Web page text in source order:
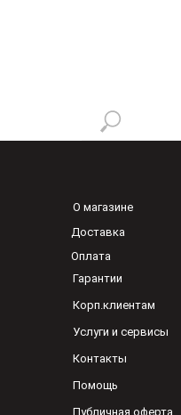
О магазине
Оплата
Доставка
Гарантии
Корп.клиентам
Услуги и сервисы
Контакты
Помощь
Публичная оферта